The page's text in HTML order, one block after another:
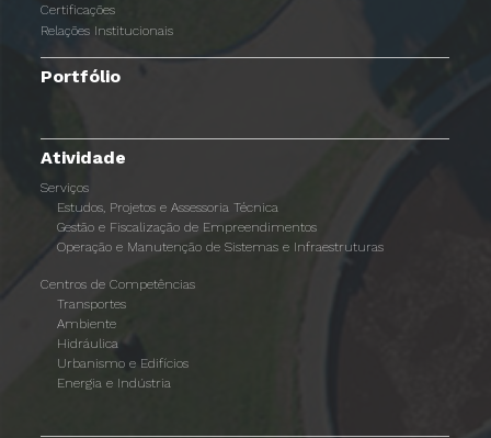
Certificações
Relações Institucionais
Portfólio
Atividade
Serviços
Estudos, Projetos e Assessoria Técnica
Gestão e Fiscalização de Empreendimentos
Operação e Manutenção de Sistemas e Infraestruturas
Centros de Competências
Transportes
Ambiente
Hidráulica
Urbanismo e Edifícios
Energia e Indústria